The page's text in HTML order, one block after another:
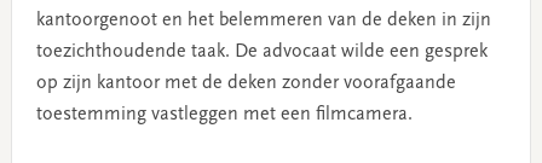
kantoorgenoot en het belemmeren van de deken in zijn
toezichthoudende taak. De advocaat wilde een gesprek
op zijn kantoor met de deken zonder voorafgaande
toestemming vastleggen met een filmcamera.